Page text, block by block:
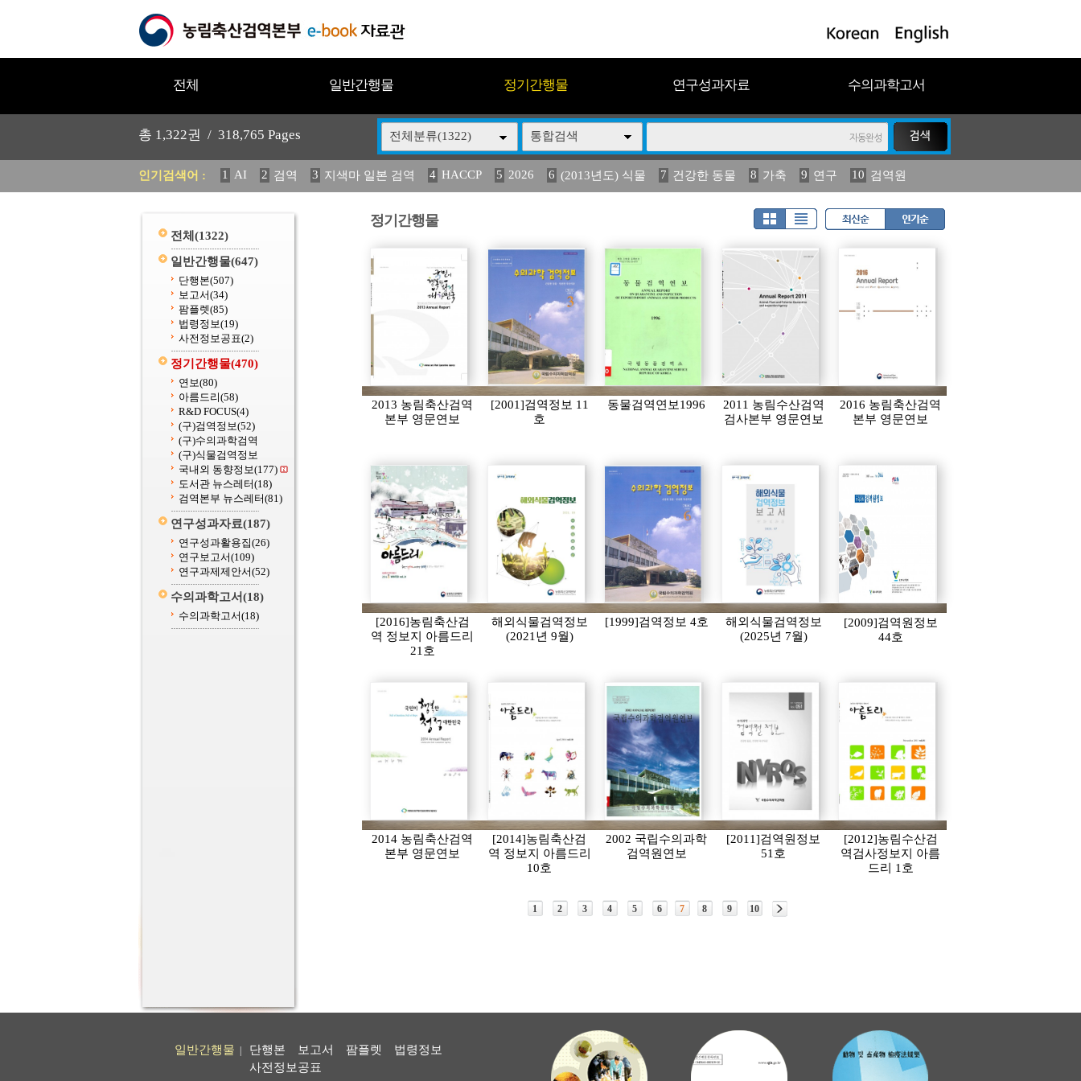
전체 일반간행물 정기간행물 연구성과자료 수의과학고서
총 1,322권 / 318,765 Pages 전체분류(1322) 통합검색
인기검색어 : 1 AI 2 검역 3 지색마 일본 검역 4 HACCP 5 2026 6 (2013년도) 식물 7 건강한 동물 8 가축 9 연구 10 검역원
11 2025 12 중독성 식물 도감 13 媛 異 14 (2013년도) 식 15 구제역 16 관리 17 연보 18 농림수산 19 2023
전체 (1322)
일반간행물(647)
단행본(507)
보고서(34)
팜플렛(85)
법령정보(19)
사전정보공표(2)
정기간행물(470)
연보(80)
아름드리(58)
R&D FOCUS(4)
(구)검역정보(52)
(구)수의과학검역
(구)식물검역정보
국내외 동향정보(177)
도서관 뉴스레터(18)
검역본부 뉴스레터(81)
연구성과자료(187)
연구성과활용집(26)
연구보고서(109)
연구과제제안서(52)
수의과학고서(18)
수의과학고서(18)
정기간행물
2013 농림축산검역
본부 영문연보
[2001]검역정보 11
호
동물검역연보1996
2011 농림수산검역
검사본부 영문연보
2016 농림축산검역
본부 영문연보
[2016]농림축산검
역 정보지 아름드리
21호
해외식물검역정보
(2021년 9월)
[1999]검역정보 4호
해외식물검역정보
(2025년 7월)
[2009]검역원정보
44호
2014 농림축산검역
본부 영문연보
[2014]농림축산검
역 정보지 아름드리
10호
2002 국립수의과학
검역원연보
[2011]검역원정보
51호
[2012]농림수산검
역검사정보지 아름
드리 1호
1 2 3 4 5 6 7 8 9 10
일반간행물 단행본 보고서 팜플렛
법령정보
사전정보공표